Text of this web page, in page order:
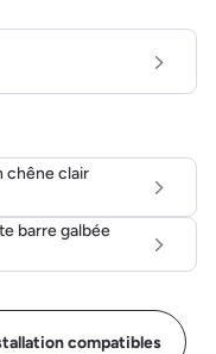
chêne clair
barre galbée
compatibles